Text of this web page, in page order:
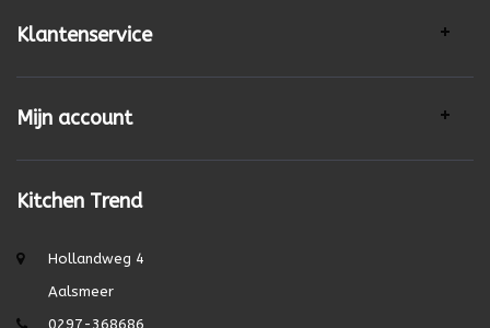
Klantenservice
Mijn account
Kitchen Trend
Hollandweg 4
Aalsmeer
0297-368686